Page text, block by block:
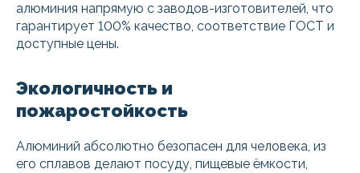
алюминия напрямую с заводов-изготовителей, что
гарантирует 100% качество, соответствие ГОСТ и
доступные цены.
Экологичность и
пожаростойкость
Алюминий абсолютно безопасен для человека, из
его сплавов делают посуду, пищевые ёмкости,